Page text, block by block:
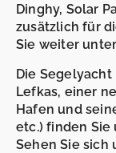
Dinghy, Solar
zusätzlich für
Sie weiter
Die Segelyacht
Lefkas, einer
Hafen und
etc.) finden Sie
Sehen Sie sich